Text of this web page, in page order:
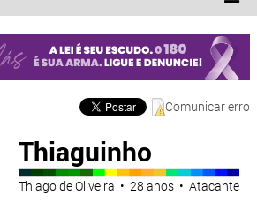
Comunicar erro
Thiaguinho
Thiago de Oliveira • 28 anos • Atacante